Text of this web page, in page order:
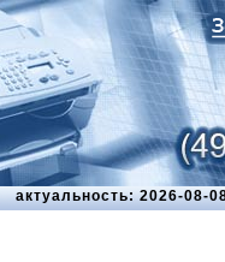
актуальность: 2026-08-